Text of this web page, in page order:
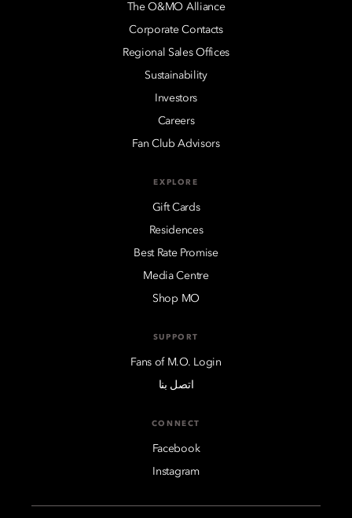
The O&MO Alliance
Corporate Contacts
Regional Sales Offices
Sustainability
Investors
Careers
Fan Club Advisors
EXPLORE
Gift Cards
Residences
Best Rate Promise
Media Centre
Shop MO
SUPPORT
Fans of M.O. Login
اتصل بنا
CONNECT
Facebook
Instagram